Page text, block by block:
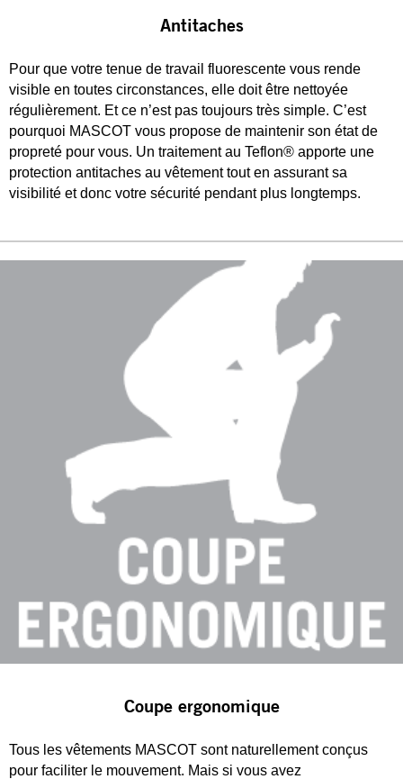
Antitaches
Pour que votre tenue de travail fluorescente vous rende
visible en toutes circonstances, elle doit être nettoyée
régulièrement. Et ce n’est pas toujours très simple. C’est
pourquoi MASCOT vous propose de maintenir son état de
propreté pour vous. Un traitement au Teflon® apporte une
protection antitaches au vêtement tout en assurant sa
visibilité et donc votre sécurité pendant plus longtemps.
Coupe ergonomique
Tous les vêtements MASCOT sont naturellement conçus
pour faciliter le mouvement. Mais si vous avez